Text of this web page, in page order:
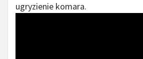
ugryzienie komara.